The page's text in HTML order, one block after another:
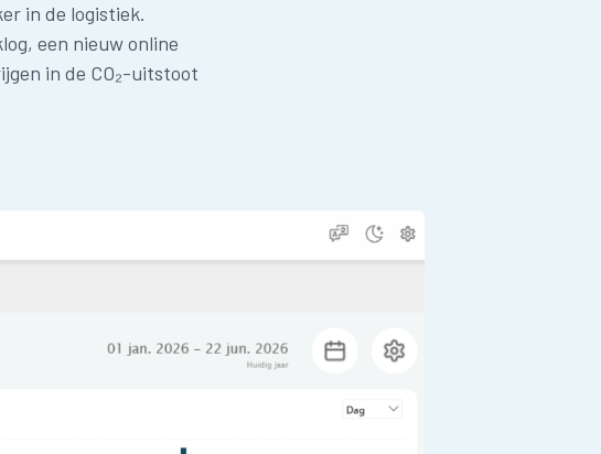
in de logistiek.
een nieuw online
in de CO₂-uitstoot